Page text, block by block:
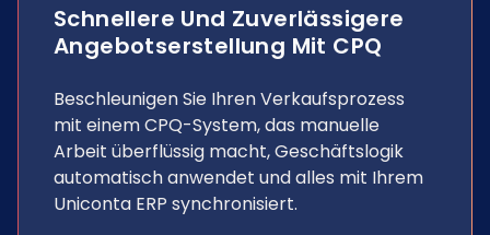
Schnellere Und Zuverlässigere
Angebotserstellung Mit CPQ
Beschleunigen Sie Ihren Verkaufsprozess
mit einem CPQ-System, das manuelle
Arbeit überflüssig macht, Geschäftslogik
automatisch anwendet und alles mit Ihrem
Uniconta ERP synchronisiert.